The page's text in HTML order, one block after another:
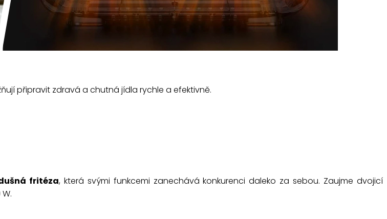
připravit zdravá a chutná jídla rychle a efektivně.
fritéza, která svými funkcemi zanechává konkurenci daleko za sebou. Zaujme dvojicí